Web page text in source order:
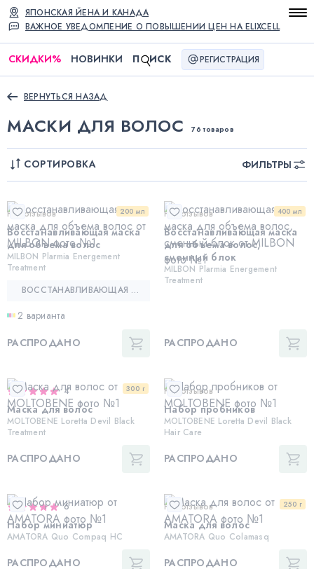
ВАЖНОЕ УВЕДОМЛЕНИЕ О ПОВЫШЕНИИ ЦЕН НА ELIXCELL
ЯПОНСКАЯ ЙЕНА И КАНАДА
СКИДКИ% НОВИНКИ П ИСК РЕГИСТРАЦИЯ
ВЕРНУТЬСЯ НАЗАД
МАСКИ ДЛЯ ВОЛОС 76 товаров
СОРТИРОВКА ФИЛЬТРЫ
200 мл
Нет отзывов
Восстанавливающая маска
для объема волос
MILBON Plarmia Energement
Treatment
ВОССТАНАВЛИВАЮЩАЯ МАСКА ДЛЯ ОБЪЕМА ВОЛОС — MILBON PLARMIA ENERGEMENT TREATMENT
2 варианта
РАСПРОДАНО
400 мл
Нет отзывов
Восстанавливающая маска
для объема волос,
сменный блок
MILBON Plarmia Energement
Treatment
РАСПРОДАНО
300 г
4
Маска для волос
MOLTOBENE Loretta Devil Black
Treatment
РАСПРОДАНО
Нет отзывов
Набор пробников
MOLTOBENE Loretta Devil Black
Hair Care
РАСПРОДАНО
6
Набор миниатюр
AMATORA Quo Compaq HC
РАСПРОДАНО
250 г
Нет отзывов
Маска для волос
AMATORA Quo Colamasq
РАСПРОДАНО